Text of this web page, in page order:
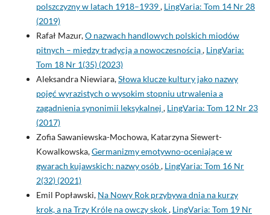
polszczyzny w latach 1918–1939, LingVaria: Tom 14 Nr 28
(2019)
Rafał Mazur,O nazwach handlowych polskich miodów
pitnych – między tradycją a nowoczesnością, LingVaria:
Tom 18 Nr 1(35) (2023)
Aleksandra Niewiara,Słowa klucze kultury jako nazwy
pojęć wyrazistych o wysokim stopniu utrwalenia a
zagadnienia synonimii leksykalnej , LingVaria: Tom 12 Nr 23
(2017)
Zofia Sawaniewska-Mochowa, Katarzyna Siewert-
Kowalkowska,Germanizmy emotywno-oceniające w
gwarach kujawskich: nazwy osób, LingVaria: Tom 16 Nr
2(32) (2021)
Emil Popławski, Na Nowy Rok przybywa dnia na kurzy
krok, a na Trzy Króle na owczy skok, LingVaria: Tom 19 Nr